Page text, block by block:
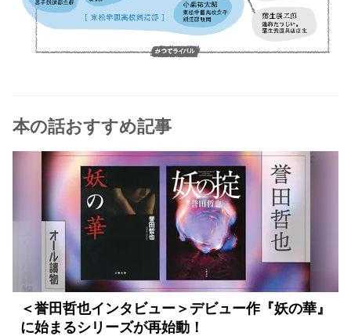
本の話おすすめ記事
＜誉田哲也インタビュー＞デビュー作『妖の華』
に始まるシリーズが再始動！